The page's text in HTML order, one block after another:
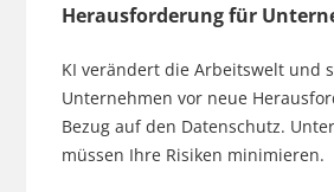
Herausforderung für
KI verändert die Arbeitswelt und
Unternehmen vor neue
Bezug auf den Datenschutz.
müssen Ihre Risiken minimieren.